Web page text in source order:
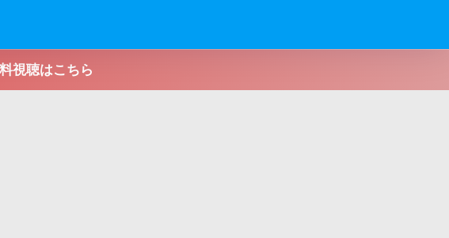
視聴はこちら